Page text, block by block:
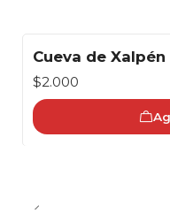
Cueva de Xalpén
$2.000